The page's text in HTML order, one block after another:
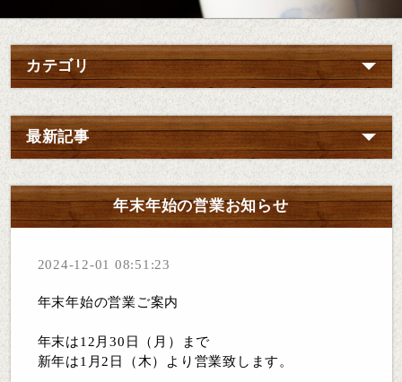
カテゴリ
最新記事
年末年始の営業お知らせ
2024-12-01 08:51:23
年末年始の営業ご案内
年末は12 月 30 日（月）まで
新年は1 月 2 日（木）より営業致します。